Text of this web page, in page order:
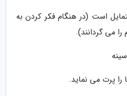
است (در هنگام فکر کردن به
می گردانند).